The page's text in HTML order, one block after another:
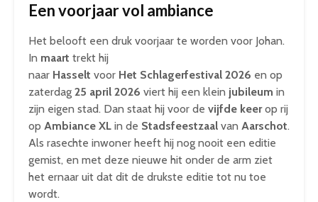
Een voorjaar vol ambiance
Het belooft een druk voorjaar te worden voor Johan.
In maart trekt hij
naar Hasselt voor Het Schlagerfestival 2026 en op
zaterdag 25 april 2026 viert hij een klein jubileum in
zijn eigen stad. Dan staat hij voor de vijfde keerop rij
op Ambiance XL in de Stadsfeestzaal van Aarschot.
Als rasechte inwoner heeft hij nog nooit een editie
gemist, en met deze nieuwe hit onder de arm ziet
het ernaar uit dat dit de drukste editie tot nu toe
wordt.